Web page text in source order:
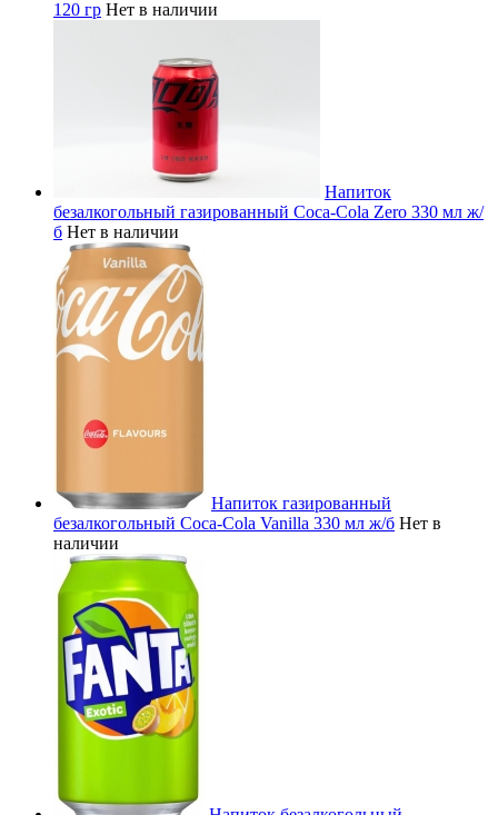
120 гр Нет в наличии
Напиток
безалкогольный газированный Coca-Cola Zero 330 мл ж/
б Нет в наличии
Напиток газированный
безалкогольный Coca-Cola Vanilla 330 мл ж/б Нет в
наличии